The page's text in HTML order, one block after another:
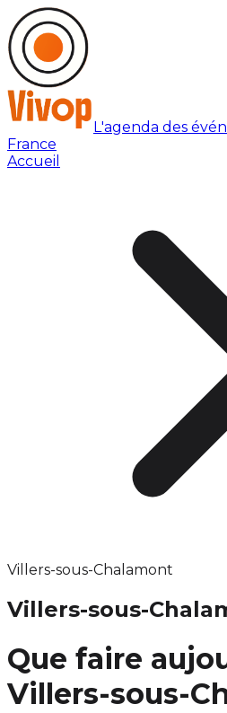
L'agenda des
France
Accueil
Villers-sous-Chalamont
Villers-sous-
Que faire
Villers-sous-